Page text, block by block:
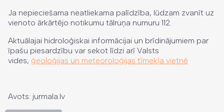
Ja nepieciešama neatliekama palīdzība, lūdzam zvanīt uz
vienoto ārkārtējo notikumu tālruņa numuru 112.
Aktuālajai hidroloģiskai informācijai un brīdinājumiem par
īpašu piesardzību var sekot līdzi arī Valsts
vides, ģeoloģijas un meteoroloģijas tīmekļa vietnē
Avots: jurmala.lv